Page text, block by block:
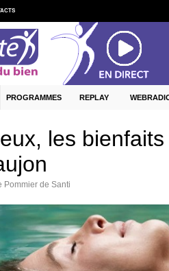
les
Pommier de Santi
PROGRAMMES REPLAY